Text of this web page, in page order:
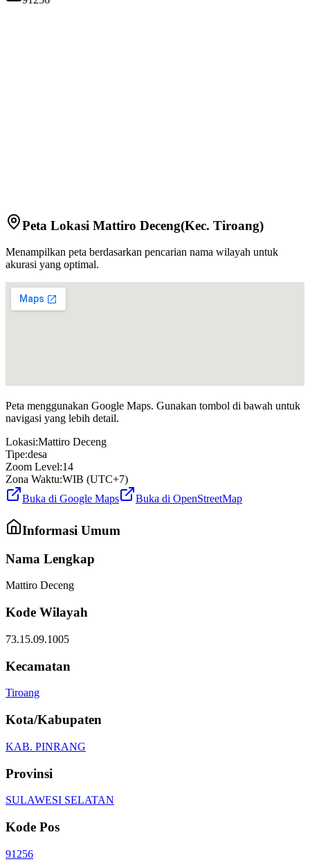
Peta Lokasi Mattiro Deceng(Kec. Tiroang)
Menampilkan peta berdasarkan pencarian nama wilayah untuk
akurasi yang optimal.
Peta menggunakan Google Maps. Gunakan tombol di bawah untuk
navigasi yang lebih detail.
Lokasi:Mattiro Deceng
Tipe:desa
Zoom Level:14
Zona Waktu:WIB (UTC+7)
Buka di Google Maps
Buka di OpenStreetMap
Informasi Umum
Nama Lengkap
Mattiro Deceng
Kode Wilayah
73.15.09.1005
Kecamatan
Tiroang
Kota/Kabupaten
KAB. PINRANG
Provinsi
SULAWESI SELATAN
Kode Pos
91256